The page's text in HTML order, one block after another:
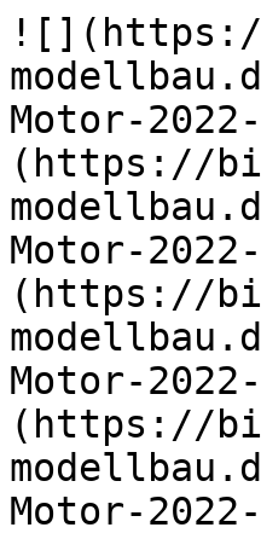
Motor-
(https://
Motor-
(https://
Motor-
(https://
Motor-